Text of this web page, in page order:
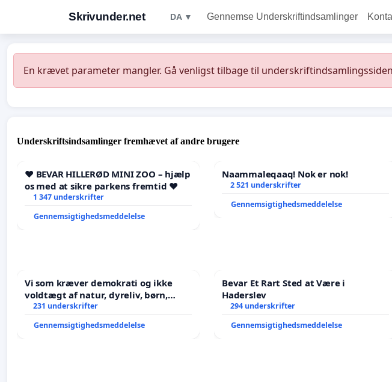
Skrivunder.net DA ▼ Gennemse Underskriftindsamlinger
En krævet parameter mangler. Gå venligst tilbage til
Underskriftsindsamlinger fremhævet af andre brugere
❤️ BEVAR HILLERØD MINI ZOO – hjælp
os med at sikre parkens fremtid ❤️
1 347 underskrifter
Gennemsigtighedsmeddelelse
Naammaleqaaq! Nok er nok!
2 521 underskrifter
Gennemsigtighedsmeddelelse
Vi som kræver demokrati og ikke
voldtægt af natur, dyreliv, børn,
unge Borgene har sagt NEJ i mange
231 underskrifter
Gennemsigtighedsmeddelelse
Bevar Et Rart Sted at Være i
Haderslev
294 underskrifter
Gennemsigtighedsmeddelelse